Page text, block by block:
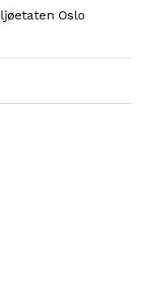
Oslo